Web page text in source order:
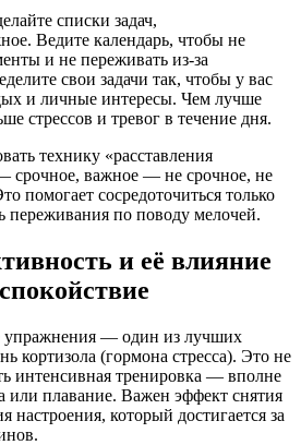
списки задач,
Ведите календарь, чтобы не
и не переживать из-за
свои задачи так, чтобы у вас
и личные интересы. Чем лучше
стрессов и тревог в течение дня.
технику «расставления
срочное, важное — не срочное, не
помогает сосредоточиться только
переживания по поводу мелочей.
и её влияние
упражнения — один из лучших
кортизола (гормона стресса). Это не
интенсивная тренировка — вполне
или плавание. Важен эффект снятия
который достигается за